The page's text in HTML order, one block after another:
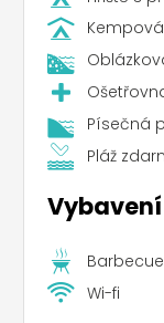
Písečná
Pláž
Vybavení
Barbecue
Wi-fi